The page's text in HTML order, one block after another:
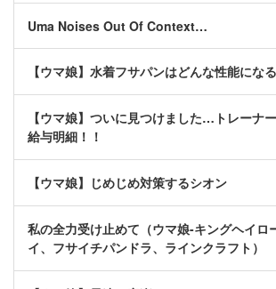
Uma Noises Out Of Context…
【ウマ娘】水着フサパンはどんな性能にな
【ウマ娘】ついに見つけました…トレーナ
給与明細！！
【ウマ娘】じめじめ対策するシオン
私の全力受け止めて（ウマ娘-キングヘイロ
イ、フサイチパンドラ、ラインクラフト）